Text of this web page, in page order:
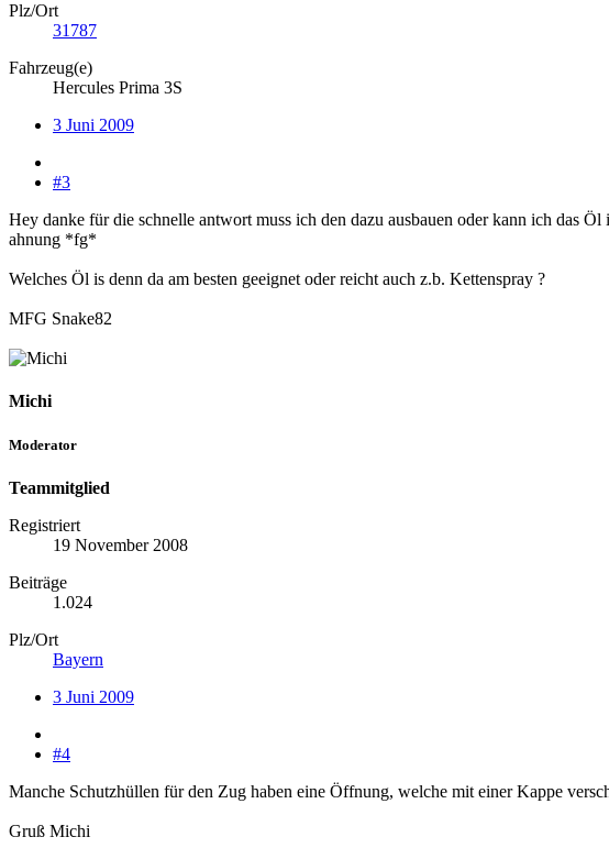
Plz/Ort
31787
Fahrzeug(e)
Hercules Prima 3S
3 Juni 2009
#3
Hey danke für die schnelle antwort muss ich den dazu ausbauen oder kann ich das
ahnung *fg*
Welches Öl is denn da am besten geeignet oder reicht auch z.b. Kettenspray ?
MFG Snake82
Michi
Moderator
Teammitglied
Registriert
19 November 2008
Beiträge
1.024
Plz/Ort
Bayern
3 Juni 2009
#4
Manche Schutzhüllen für den Zug haben eine Öffnung, welche mit einer Kappe
Gruß Michi